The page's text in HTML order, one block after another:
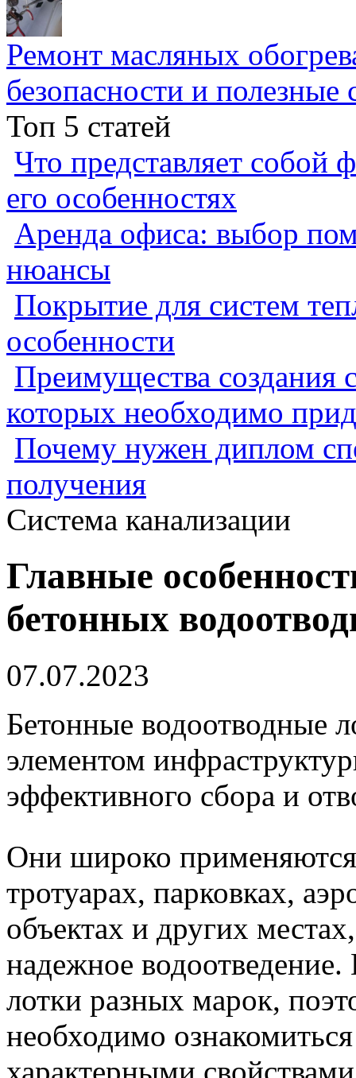
Ремонт масляных
безопасности и полезные
Топ 5 статей
Что представляет собой
его особенностях
Аренда офиса: выбор
нюансы
Покрытие для систем
особенности
Преимущества создания
которых необходимо
Почему нужен диплом
получения
Система канализации
Главные
бетонных
07.07.2023
Бетонные водоотводные
элементом
эффективного сбора и
Они широко
тротуарах, парковках,
объектах и других
надежное
лотки разных марок,
необходимо
характерными